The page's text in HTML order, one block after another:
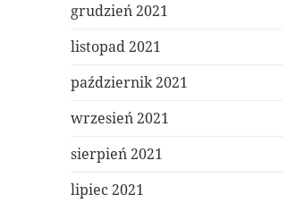
grudzień 2021
listopad 2021
październik 2021
wrzesień 2021
sierpień 2021
lipiec 2021